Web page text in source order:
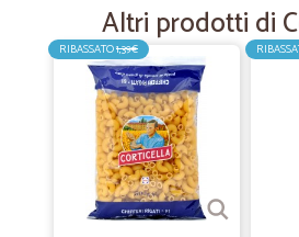
Prodotto assolutamente conforme
Prodotto assolutamente conforme ed
spedizione molto rapida
—Roberto B.
Prodotti buoni e di qualità,
logistica puntuale.
Altri prodotti di
RIBASSATO1,39€